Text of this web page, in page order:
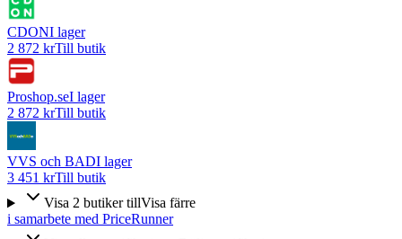
CDONI lager
2 872 krTill butik
Proshop.seI lager
2 872 krTill butik
VVS och BADI lager
3 451 krTill butik
Visa 2 butiker tillVisa färre
i samarbete med PriceRunner